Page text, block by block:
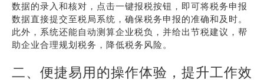
数据的录入和核对，点击一键报税按钮，即可将税务申报
数据直接提交至税局系统，确保税务申报的准确和及时。
此外，系统还能自动测算企业税负，并给出节税建议，帮
助企业合理规划税务，降低税务风险。
二、便捷易用的操作体验，提升工作效